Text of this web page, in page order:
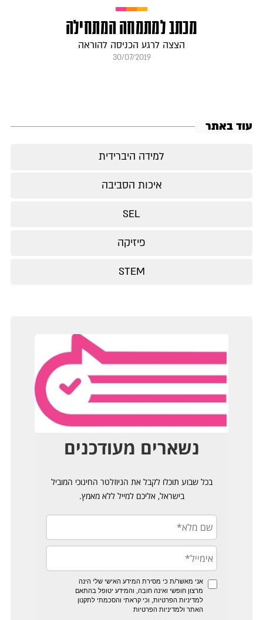
מכתב למתמחה המתחילה
הצצה לרגע הכניסה להוראה
30/07/2019
עוד באתר
למידה היברידית
איכות הסביבה
SEL
פיזיקה
STEM